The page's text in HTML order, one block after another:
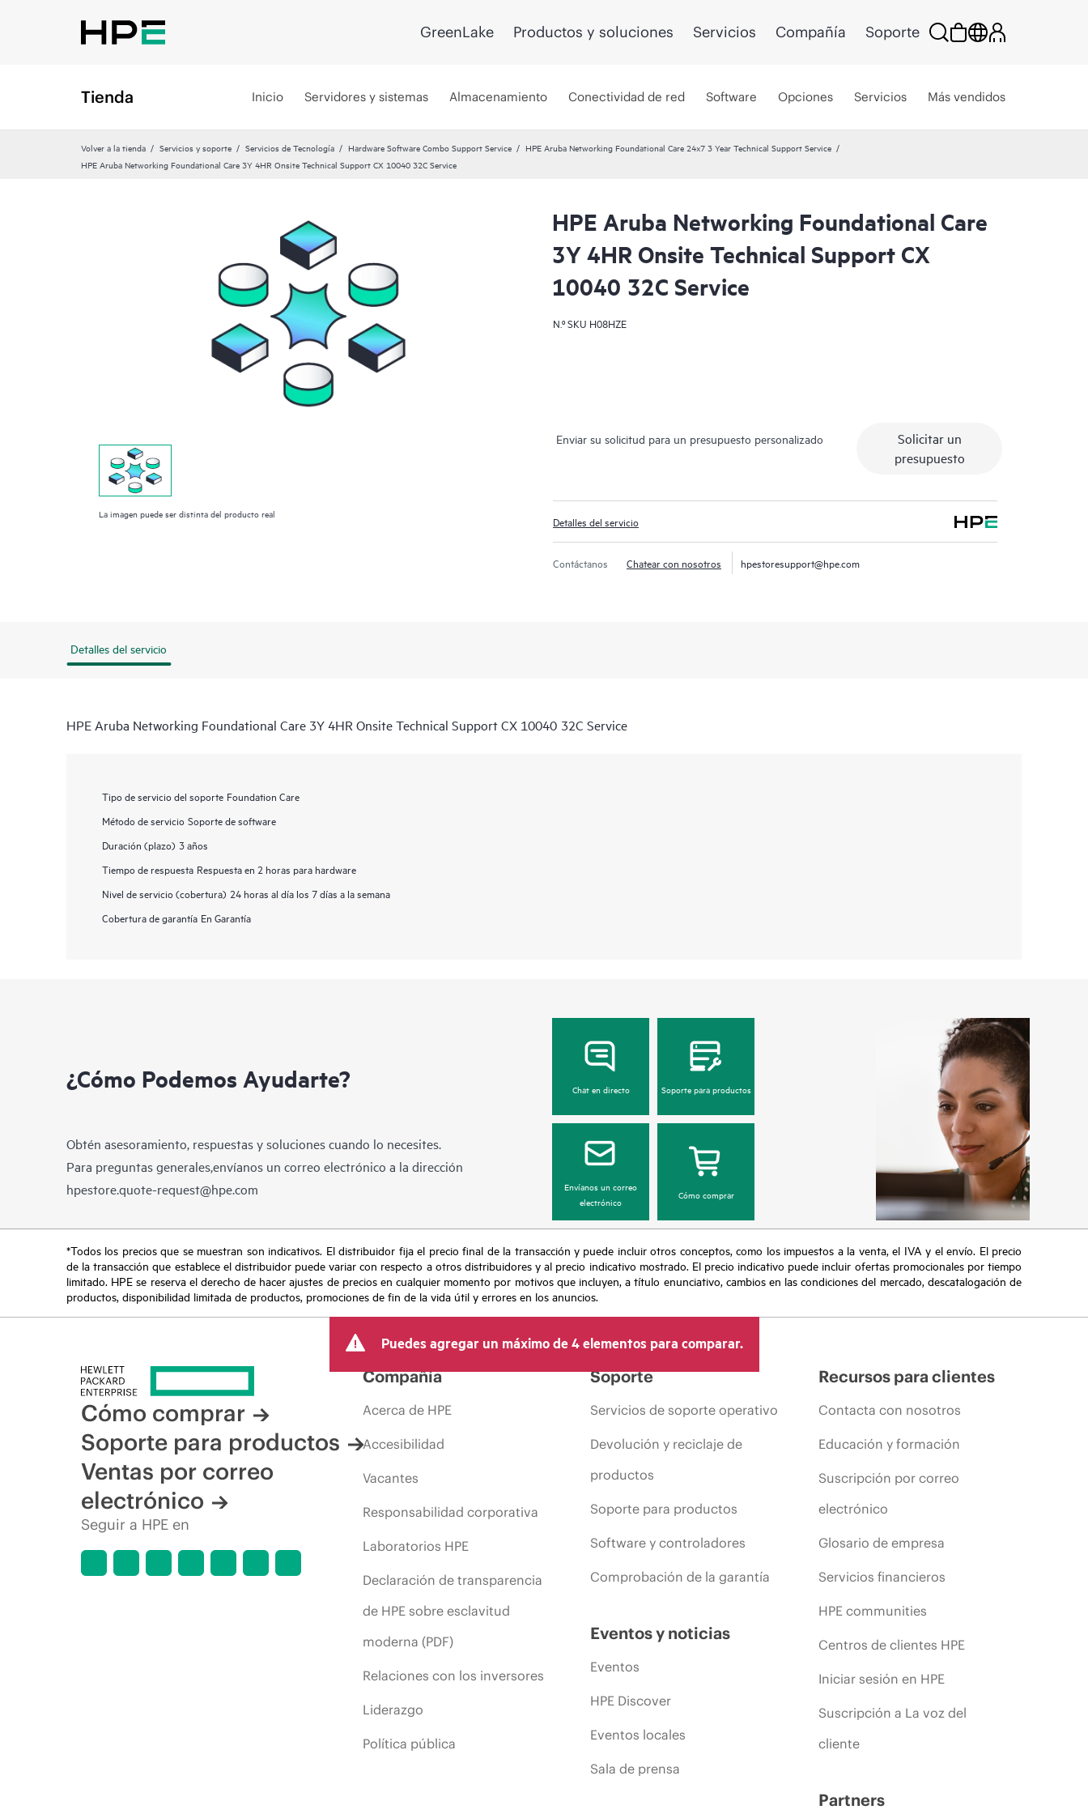
GreenLake Productos y soluciones Servicios Compañía Soporte
Tienda Inicio Servidores y sistemas Almacenamiento Conectividad de red Software Opciones Servicios Más vendidos
Volver a la tienda Servicios y soporte Servicios de Tecnología Hardware Software Combo Support Service
HPE Aruba Networking Foundational Care 24x7 3 Year Technical Support Service
HPE Aruba Networking Foundational Care 3Y 4HR Onsite Technical Support CX 10040 32C Service
La imagen puede ser distinta del producto real
HPE Aruba Networking Foundational Care
3Y 4HR Onsite Technical Support CX
10040 32C Service
N.º SKU H08HZE
Enviar su solicitud para un presupuesto personalizado
Solicitar un
presupuesto
Detalles del servicio
Contáctanos Chatear con nosotros hpestoresupport@hpe.com
Detalles del servicio
HPE Aruba Networking Foundational Care 3Y 4HR Onsite Technical Support CX 10040 32C Service
Tipo de servicio del soporte Foundation Care
Método de servicio Soporte de software
Duración (plazo) 3 años
Tiempo de respuesta Respuesta en 2 horas para hardware
Nivel de servicio (cobertura) 24 horas al día los 7 días a la semana
Cobertura de garantía En Garantía
¿Cómo Podemos Ayudarte?
Obtén asesoramiento, respuestas y soluciones cuando lo necesites.
Para preguntas generales,envíanos un correo electrónico a la dirección
hpestore.quote-request@hpe.com
Chat en directo Soporte para productos
Envíanos un correo
electrónico
Cómo comprar
*Todos los precios que se muestran son indicativos. El distribuidor fija el precio final de la transacción y puede incluir otros conceptos, como los impuestos a la venta, el IVA y el envío. El precio
de la transacción que establece el distribuidor puede variar con respecto a otros distribuidores y al precio indicativo mostrado. El precio indicativo puede incluir ofertas promocionales por tiempo
limitado. HPE se reserva el derecho de hacer ajustes de precios en cualquier momento por motivos que incluyen, a título enunciativo, cambios en las condiciones del mercado, descatalogación de
productos, disponibilidad limitada de productos, promociones de fin de la vida útil y errores en los anuncios.
Puedes agregar un máximo de 4 elementos para comparar.
Cómo comprar
Soporte para productos
Ventas por correo
electrónico
Seguir a HPE en
Compañía
Acerca de HPE
Accesibilidad
Vacantes
Responsabilidad corporativa
Laboratorios HPE
Declaración de transparencia
de HPE sobre esclavitud
moderna (PDF)
Relaciones con los inversores
Liderazgo
Política pública
Soporte
Servicios de soporte operativo
Devolución y reciclaje de
productos
Soporte para productos
Software y controladores
Comprobación de la garantía
Eventos y noticias
Eventos
HPE Discover
Eventos locales
Sala de prensa
Recursos para clientes
Contacta con nosotros
Educación y formación
Suscripción por correo
electrónico
Glosario de empresa
Servicios financieros
HPE communities
Centros de clientes HPE
Iniciar sesión en HPE
Suscripción a La voz del
cliente
Partners